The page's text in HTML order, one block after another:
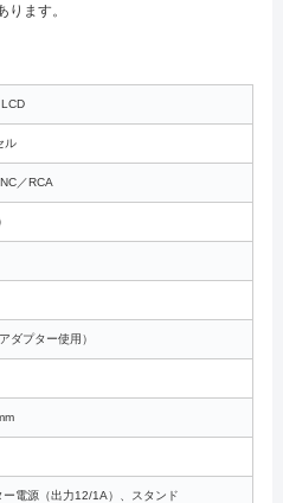
ます。
ル
／RCA
ダプター使用）
電源（出力12/1A）、スタンド